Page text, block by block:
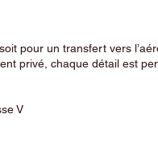
pour un transfert vers
privé, chaque détail est
V